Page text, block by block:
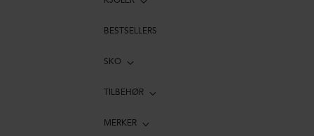
BESTSELLERS
SKO
TILBEHØR
MERKER